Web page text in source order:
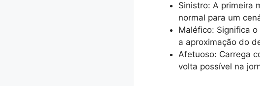
Sinistro: A primeira
normal para um
Maléfico: Significa
a aproximação do
Afetuoso: Carrega
volta possível na